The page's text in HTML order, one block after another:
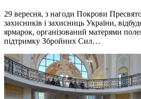
29 вересня, з нагоди Покрови
захисників і захисниць України,
ярмарок, організований матерями
підтримку Збройних Сил…